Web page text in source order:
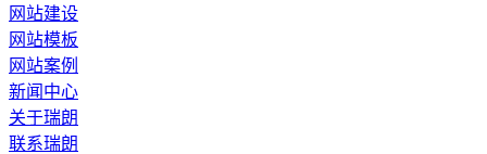
网站建设
网站模板
网站案例
新闻中心
关于瑞朗
联系瑞朗